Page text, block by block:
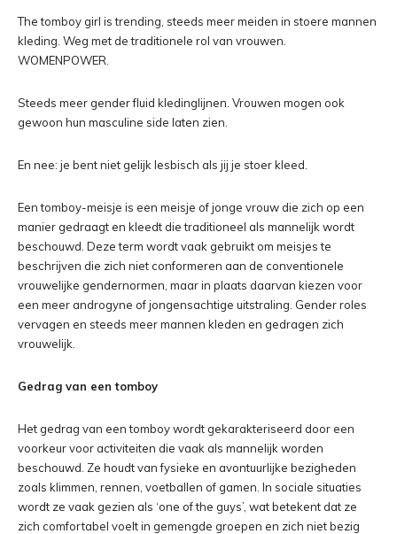
The tomboy girl is trending, steeds meer meiden in stoere mannen
kleding. Weg met de traditionele rol van vrouwen.
WOMENPOWER.
Steeds meer gender fluid kledinglijnen. Vrouwen mogen ook
gewoon hun masculine side laten zien.
En nee: je bent niet gelijk lesbisch als jij je stoer kleed.
Een tomboy-meisje is een meisje of jonge vrouw die zich op een
manier gedraagt en kleedt die traditioneel als mannelijk wordt
beschouwd. Deze term wordt vaak gebruikt om meisjes te
beschrijven die zich niet conformeren aan de conventionele
vrouwelijke gendernormen, maar in plaats daarvan kiezen voor
een meer androgyne of jongensachtige uitstraling. Gender roles
vervagen en steeds meer mannen kleden en gedragen zich
vrouwelijk.
Gedrag van een tomboy
Het gedrag van een tomboy wordt gekarakteriseerd door een
voorkeur voor activiteiten die vaak als mannelijk worden
beschouwd. Ze houdt van fysieke en avontuurlijke bezigheden
zoals klimmen, rennen, voetballen of gamen. In sociale situaties
wordt ze vaak gezien als ‘one of the guys’, wat betekent dat ze
zich comfortabel voelt in gemengde groepen en zich niet bezig